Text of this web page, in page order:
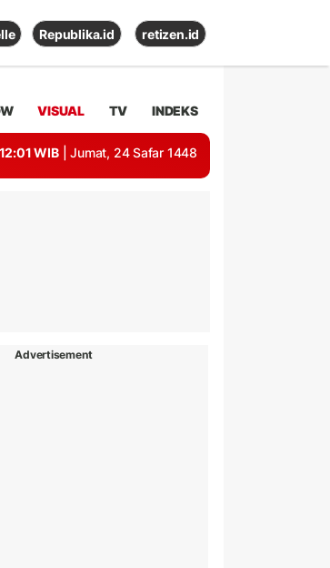
Republika.id retizen.id
VISUAL TV INDEKS
12:01 WIB | Jumat, 24 Safar 1448
Advertisement